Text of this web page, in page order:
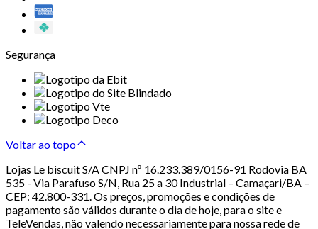
Segurança
Voltar ao topo
Lojas Le biscuit S/A CNPJ nº 16.233.389/0156-91 Rodovia BA
535 - Via Parafuso S/N, Rua 25 a 30 Industrial – Camaçari/BA –
CEP: 42.800-331. Os preços, promoções e condições de
pagamento são válidos durante o dia de hoje, para o site e
TeleVendas, não valendo necessariamente para nossa rede de